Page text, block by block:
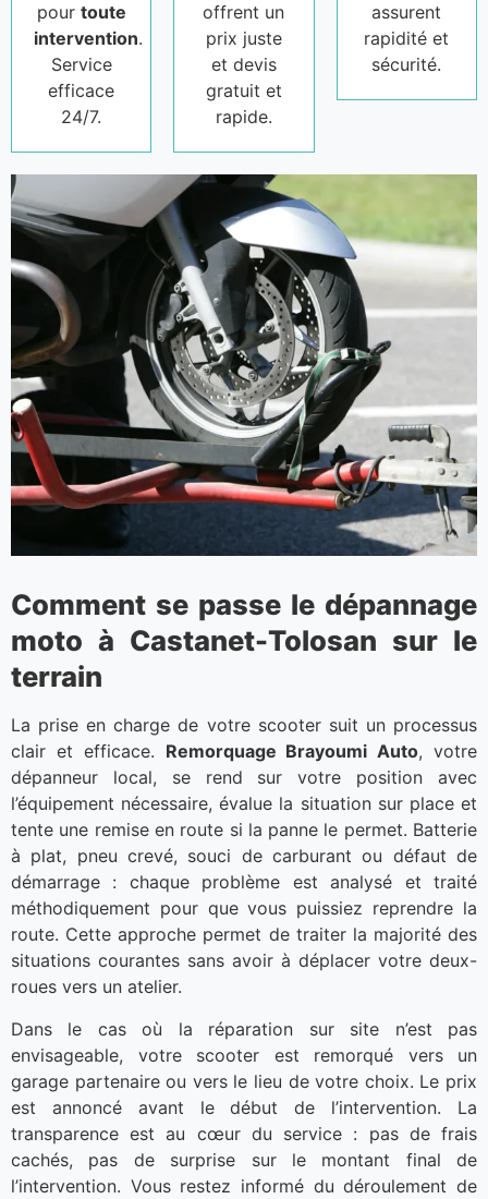
pour toute
intervention.
Service
efficace
24/7.
offrent un
prix juste
et devis
gratuit et
rapide.
assurent
rapidité et
sécurité.
Comment se passe le dépannage
moto à Castanet-Tolosan sur le
terrain
La prise en charge de votre scooter suit un processus
clair et efficace. Remorquage Brayoumi Auto, votre
dépanneur local, se rend sur votre position avec
l’équipement nécessaire, évalue la situation sur place et
tente une remise en route si la panne le permet. Batterie
à plat, pneu crevé, souci de carburant ou défaut de
démarrage : chaque problème est analysé et traité
méthodiquement pour que vous puissiez reprendre la
route. Cette approche permet de traiter la majorité des
situations courantes sans avoir à déplacer votre deux-
roues vers un atelier.
Dans le cas où la réparation sur site n’est pas
envisageable, votre scooter est remorqué vers un
garage partenaire ou vers le lieu de votre choix. Le prix
est annoncé avant le début de l’intervention. La
transparence est au cœur du service : pas de frais
cachés, pas de surprise sur le montant final de
l’intervention. Vous restez informé du déroulement de